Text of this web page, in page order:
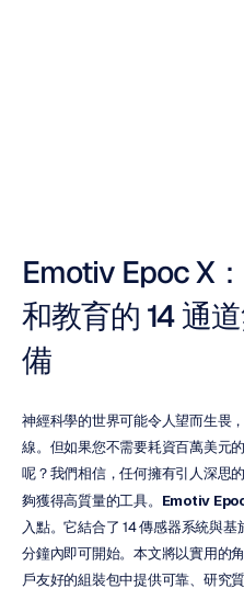
Emotiv Epoc X
和教育的 14 通
備
神經科學的世界可能令人望而生畏
線。但如果您不需要耗資百萬美元
呢？我們相信，任何擁有引人深思
夠獲得高質量的工具。
Emotiv
入點。它結合了 14 傳感器系統與
分鐘內即可開始。本文將以實用的
戶友好的組裝包中提供可靠、研究質